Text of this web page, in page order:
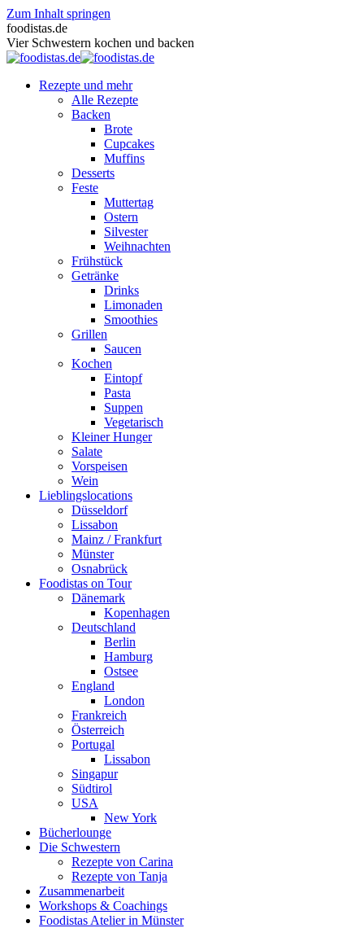
Zum Inhalt springen
foodistas.de
Vier Schwestern kochen und backen
Rezepte und mehr
Alle Rezepte
Backen
Brote
Cupcakes
Muffins
Desserts
Feste
Muttertag
Ostern
Silvester
Weihnachten
Frühstück
Getränke
Drinks
Limonaden
Smoothies
Grillen
Saucen
Kochen
Eintopf
Pasta
Suppen
Vegetarisch
Kleiner Hunger
Salate
Vorspeisen
Wein
Lieblingslocations
Düsseldorf
Lissabon
Mainz / Frankfurt
Münster
Osnabrück
Foodistas on Tour
Dänemark
Kopenhagen
Deutschland
Berlin
Hamburg
Ostsee
England
London
Frankreich
Österreich
Portugal
Lissabon
Singapur
Südtirol
USA
New York
Bücherlounge
Die Schwestern
Rezepte von Carina
Rezepte von Tanja
Zusammenarbeit
Workshops & Coachings
Foodistas Atelier in Münster